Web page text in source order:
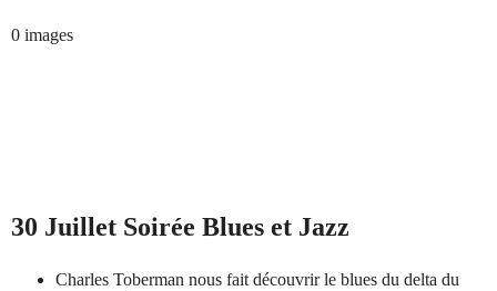
0 images
30 Juillet Soirée Blues et Jazz
Charles Toberman nous fait découvrir le blues du delta du